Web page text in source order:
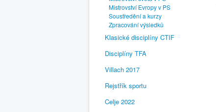
Mistrovství Evropy v PS
Soustředění a kurzy
Zpracování výsledků
Klasické disciplíny CTIF
Disciplíny TFA
Villach 2017
Rejstřík sportu
Celje 2022